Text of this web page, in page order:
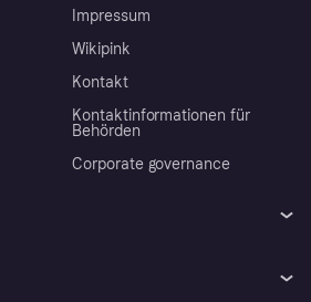
Impressum
Wikipink
Kontakt
Kontaktinformationen für
Behörden
Corporate governance